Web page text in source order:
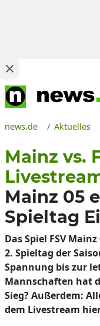
news.de Aktuelles
Mainz vs.
Mainz 05
Spieltag
Das Spiel FSV
2. Spieltag der
Spannung bis zur
Mannschaften hat
Sieg? Außerdem:
dem Livestream